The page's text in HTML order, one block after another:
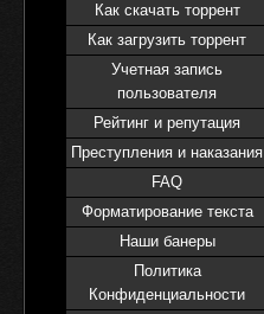
Как скачать торрент
Как загрузить торрент
Учетная запись
пользователя
Рейтинг и репутация
Преступления и наказания
FAQ
Форматирование текста
Наши банеры
Политика
Конфиденциальности